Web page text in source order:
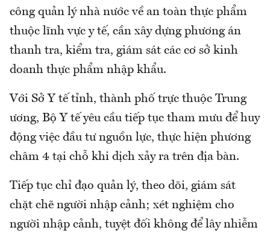
công quản lý nhà nước về an toàn thực phẩm
thuộc lĩnh vực y tế, cần xây dựng phương án
thanh tra, kiểm tra, giám sát các cơ sở kinh
doanh thực phẩm nhập khẩu.
Với Sở Y tế tỉnh, thành phố trực thuộc Trung
ương, Bộ Y tế yêu cầu tiếp tục tham mưu để huy
động việc đầu tư nguồn lực, thực hiện phương
châm 4 tại chỗ khi dịch xảy ra trên địa bàn.
Tiếp tục chỉ đạo quản lý, theo dõi, giám sát
chặt chẽ người nhập cảnh; xét nghiệm cho
người nhập cảnh, tuyệt đối không để lây nhiễm